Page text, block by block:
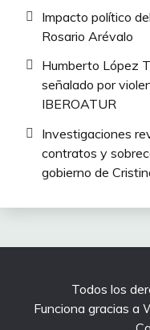
Impacto político
Rosario Arévalo
Humberto López
señalado por
IBEROATUR
Investigaciones
contratos y
gobierno de
Todos los
Funciona gracias a